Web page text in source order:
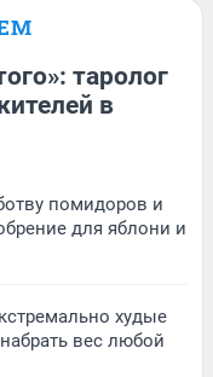
таролог
в
помидоров и
для яблони и
худые
вес любой